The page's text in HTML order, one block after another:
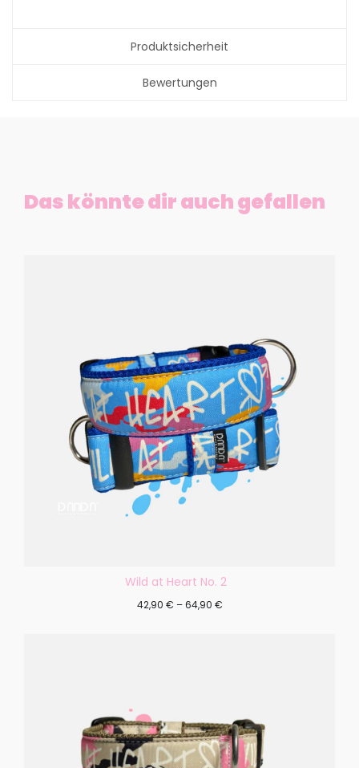
Produktsicherheit
Bewertungen
Das könnte dir auch gefallen
Wild at Heart No. 2
42,90 € –64,90 €